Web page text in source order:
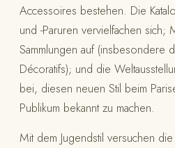
Accessoires bestehen. Die
und -Paruren vervielfachen sich;
Sammlungen auf (insbesondere
Décoratifs); und die
bei, diesen neuen Stil beim
Publikum bekannt zu machen.
Mit dem Jugendstil versuchen